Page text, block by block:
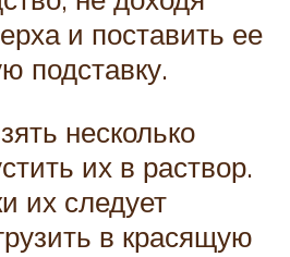
и поставить ее
подставку.
несколько
их в раствор.
их следует
в красящую